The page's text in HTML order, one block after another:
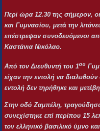
Περί ώρα 12.30 της σήμερον,
και Γυμνασίου, μετά την
επέστρεψαν συνοδευόμενοι
Καστάνια Νικόλαο.
Από τον Διευθυντή του 1ου
είχαν την εντολή να
εντολή δεν τηρήθηκε και
Στην οδό Ζαμπέλη,
συνεχίστηκε επί περίπου 15
τον ελληνικό βασιλικό ύμνο